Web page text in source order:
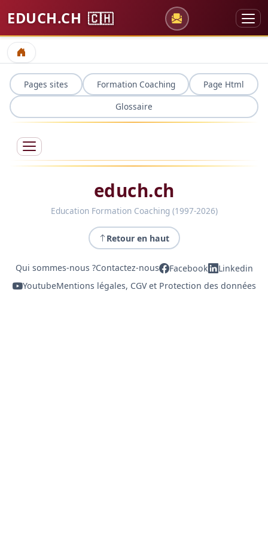
EDUCH.CH 🇨🇭
Accueil
Pages sites Formation Coaching
Page Html
Glossaire
educh.ch
Education Formation Coaching (1997-2026)
Retour en haut
Qui sommes-nous ?Contactez-nous Facebook
Linkedin
YoutubeMentions légales, CGV et Protection des données